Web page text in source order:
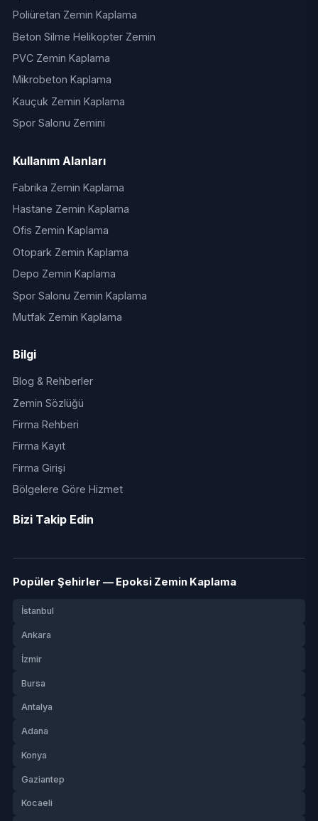
Poliüretan Zemin Kaplama
Beton Silme Helikopter Zemin
PVC Zemin Kaplama
Mikrobeton Kaplama
Kauçuk Zemin Kaplama
Spor Salonu Zemini
Kullanım Alanları
Fabrika Zemin Kaplama
Hastane Zemin Kaplama
Ofis Zemin Kaplama
Otopark Zemin Kaplama
Depo Zemin Kaplama
Spor Salonu Zemin Kaplama
Mutfak Zemin Kaplama
Bilgi
Blog & Rehberler
Zemin Sözlüğü
Firma Rehberi
Firma Kayıt
Firma Girişi
Bölgelere Göre Hizmet
Bizi Takip Edin
Popüler Şehirler — Epoksi Zemin Kaplama
İstanbul
Ankara
İzmir
Bursa
Antalya
Adana
Konya
Gaziantep
Kocaeli